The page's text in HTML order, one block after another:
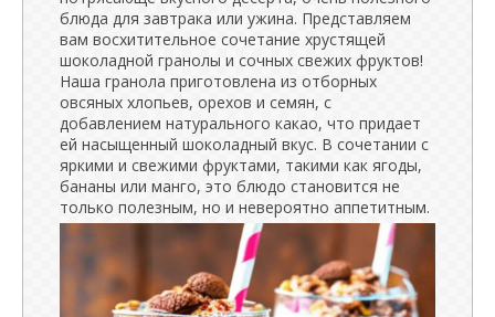
блюда для завтрака или ужина. Представляем
вам восхитительное сочетание хрустящей
шоколадной гранолы и сочных свежих фруктов!
Наша гранола приготовлена из отборных
овсяных хлопьев, орехов и семян, с
добавлением натурального какао, что придает
ей насыщенный шоколадный вкус. В сочетании с
яркими и свежими фруктами, такими как ягоды,
бананы или манго, это блюдо становится не
только полезным, но и невероятно аппетитным.